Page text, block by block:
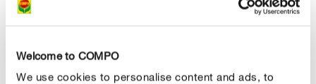
Welcome to COMPO
We use cookies to personalise content and ads, to
Gewone dophei verzorgen